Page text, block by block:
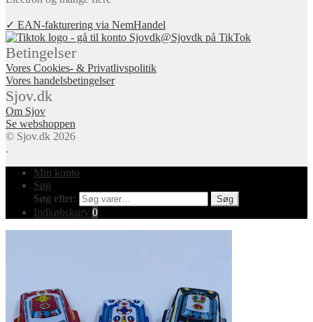
✓ EAN-fakturering via NemHandel
@Sjovdk på TikTok
Betingelser
Vores Cookies- & Privatlivspolitik
Vores handelsbetingelser
Sjov.dk
Om Sjov
Se webshoppen
© Sjov.dk 2026
.
Min konto
Søg
Søg efter:
Søg
Indkøbskurv 0